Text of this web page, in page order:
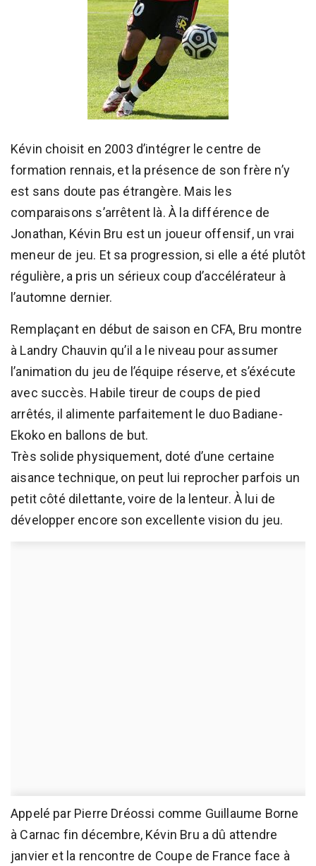
Kévin choisit en 2003 d’intégrer le centre de
formation rennais, et la présence de son frère n’y
est sans doute pas étrangère. Mais les
comparaisons s’arrêtent là. À la différence de
Jonathan, Kévin Bru est un joueur offensif, un vrai
meneur de jeu. Et sa progression, si elle a été plutôt
régulière, a pris un sérieux coup d’accélérateur à
l’automne dernier.
Remplaçant en début de saison en CFA, Bru montre
à Landry Chauvin qu’il a le niveau pour assumer
l’animation du jeu de l’équipe réserve, et s’éxécute
avec succès. Habile tireur de coups de pied
arrêtés, il alimente parfaitement le duo Badiane-
Ekoko en ballons de but.
Très solide physiquement, doté d’une certaine
aisance technique, on peut lui reprocher parfois un
petit côté dilettante, voire de la lenteur. À lui de
développer encore son excellente vision du jeu.
Appelé par Pierre Dréossi comme Guillaume Borne
à Carnac fin décembre, Kévin Bru a dû attendre
janvier et la rencontre de Coupe de France face à